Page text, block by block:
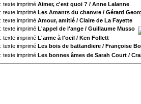
Aimer, c'est quoi ? / Anne Lalanne
Les Amants du chanvre / Gérard
Amour, amitié / Claire de La Fayette
L'appel de l'ange / Guillaume Musso
L'arme à l'oeil / Ken Follett
Les bois de battandiere / Françoise
Les bonnes âmes de Sarah Court /